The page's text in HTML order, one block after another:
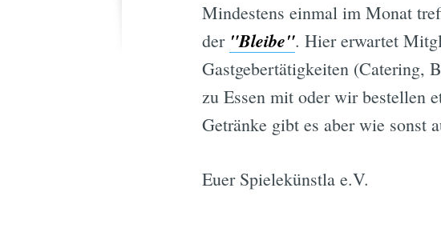
Mindestens einmal im Monat
der "Bleibe". Hier erwartet
Gastgebertätigkeiten (Catering,
zu Essen mit oder wir bestellen
Getränke gibt es aber wie sonst
Euer Spielekünstla e.V.